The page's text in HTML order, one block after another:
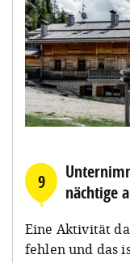
9
nächtige
Eine Aktivität
fehlen und das